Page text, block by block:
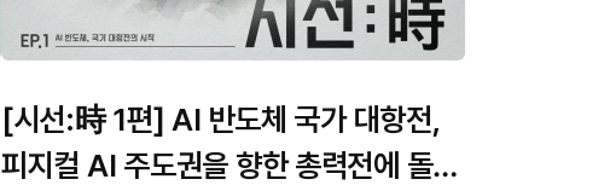
[시선:時 1편] AI 반도체 국가 대항전,
피지컬 AI 주도권을 향한 총력전에 돌입